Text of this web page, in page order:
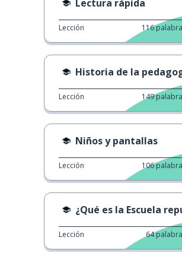
Lectura rápida
Lección 116
Historia de la
Lección 149
Niños y pantallas
Lección 106
¿Qué es la Escuela republicana
Lección 64